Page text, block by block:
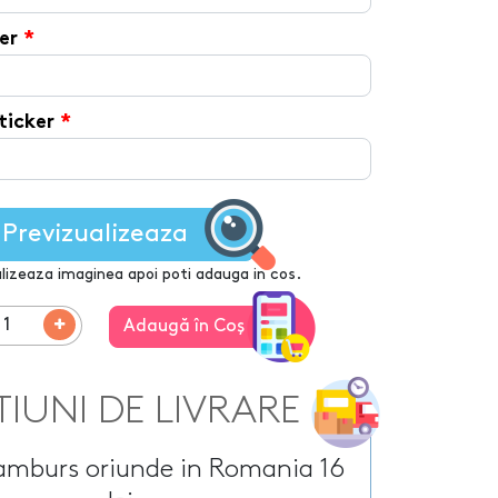
personalizate
lumanări
Trofee personalizate
Tablouri personalizate
Previzualizeaza
imaginea apoi poti adauga in cos.
Adaugă în Coş
DE LIVRARE
oriunde in Romania 16